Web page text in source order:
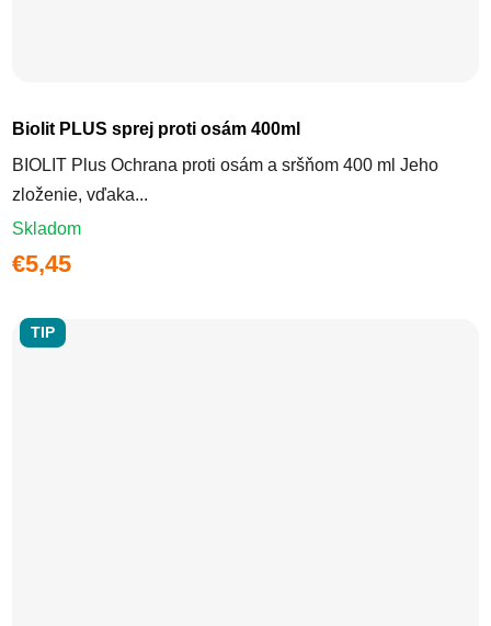
Biolit PLUS sprej proti osám 400ml
BIOLIT Plus Ochrana proti osám a sršňom 400 ml Jeho
zloženie, vďaka...
Skladom
€5,45
TIP